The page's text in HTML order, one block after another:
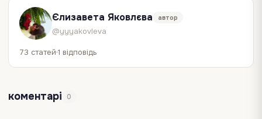
Єлизавета Яковлєва автор
@yyyakovleva
73 статей 1 відповідь
коментарі 0